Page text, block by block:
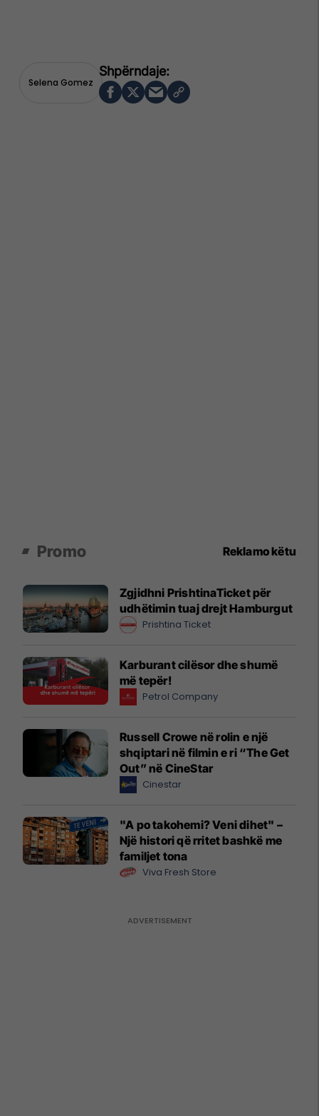
Selena Gomez
Promo Reklamo këtu
Zgjidhni PrishtinaTicket për
udhëtimin tuaj drejt Hamburgut
Prishtina Ticket
Karburant cilësor dhe shumë
më tepër!
Petrol Company
Russell Crowe në rolin e një
shqiptari në filmin e ri “The Get
Out” në CineStar
Cinestar
"A po takohemi? Veni dihet" –
Një histori që rritet bashkë me
familjet tona
Viva Fresh Store